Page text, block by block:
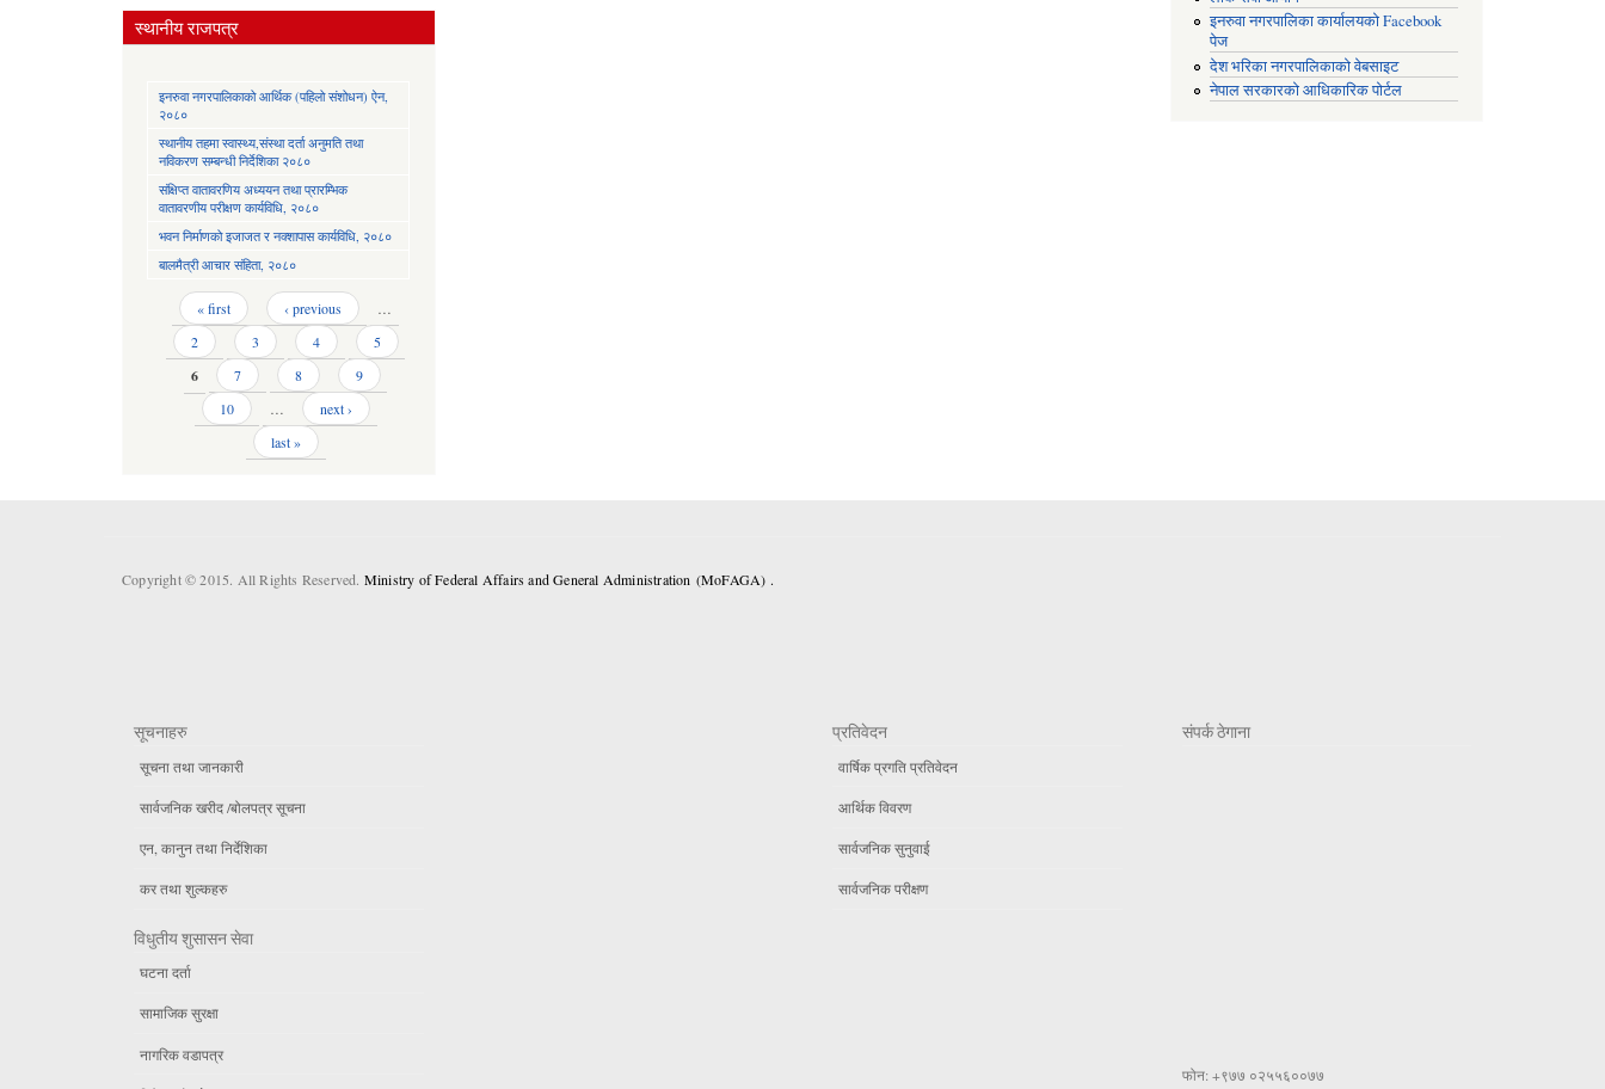
स्थानीय राजपत्र
इनरुवा नगरपालिकाको आर्थिक (पहिलो संशोधन) ऐन,
२०८०
स्थानीय तहमा स्वास्थ्य,संस्था दर्ता अनुमति तथा
नविकरण सम्बन्धी निर्देशिका २०८०
संक्षिप्त वातावरणिय अध्ययन तथा प्रारम्भिक
वातावरणीय परीक्षण कार्यविधि, २०८०
भवन निर्माणको इजाजत र नक्शापास कार्यविधि, २०८०
बालमैत्री आचार संहिता, २०८०
Pages « first ‹ previous
…
2
3 4 5
6 7 8
9
10
…
next ›
last »
इनरुवा नगरपालिका कार्यालयको Facebook
पेज
देश भरिका नगरपालिकाको वेबसाइट
नेपाल सरकारको आधिकारिक पोर्टल
Copyright © 2015. All Rights Reserved. Ministry of Federal Affairs and General Administration (MoFAGA) .
सूचनाहरु
सूचना तथा जानकारी
सार्वजनिक खरीद /बोलपत्र सूचना
एन, कानुन तथा निर्देशिका
कर तथा शुल्कहरु
विधुतीय शुसासन सेवा
घटना दर्ता
सामाजिक सुरक्षा
नागरिक वडापत्र
प्रतिवेदन
वार्षिक प्रगति प्रतिवेदन
आर्थिक विवरण
सार्वजनिक सुनुवाई
सार्वजनिक परीक्षण
संपर्क ठेगाना
फोन: +९७७ ०२५५६००७७